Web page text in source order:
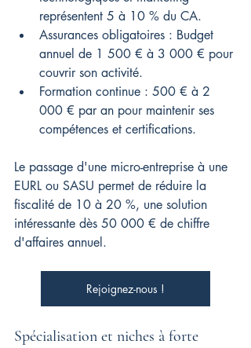
représentent 5 à 10 % du CA.
Assurances obligatoires : Budget
annuel de 1 500 € à 3 000 € pour
couvrir son activité.
Formation continue : 500 € à 2
000 € par an pour maintenir ses
compétences et certifications.
Le passage d'une micro-entreprise à une
EURL ou SASU permet de réduire la
fiscalité de 10 à 20 %, une solution
intéressante dès 50 000 € de chiffre
d'affaires annuel.
Rejoignez-nous !
Spécialisation et niches à forte